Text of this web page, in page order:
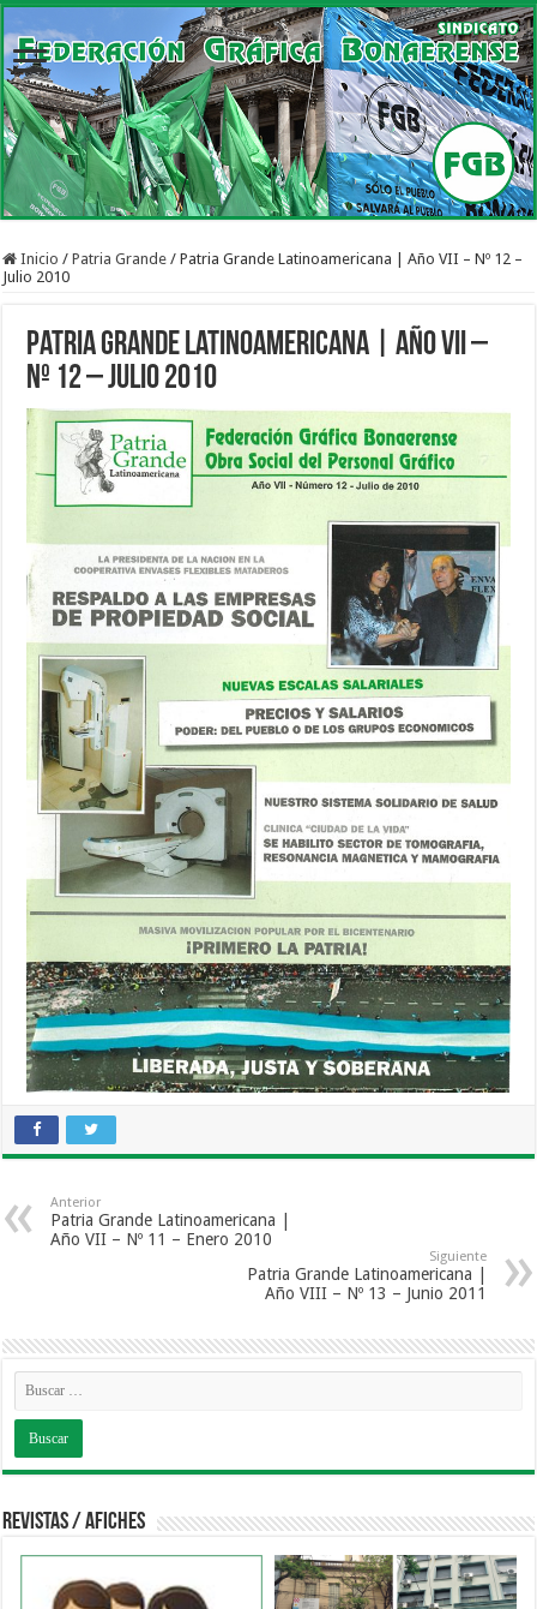
Inicio / Patria Grande / Patria Grande Latinoamericana | Año VII – Nº 12 –
Julio 2010
Patria Grande Latinoamericana | Año VII –
Nº 12 – Julio 2010
Anterior
Patria Grande Latinoamericana |
Año VII – Nº 11 – Enero 2010
Siguiente
Patria Grande Latinoamericana |
Año VIII – Nº 13 – Junio 2011
Revistas / Afiches